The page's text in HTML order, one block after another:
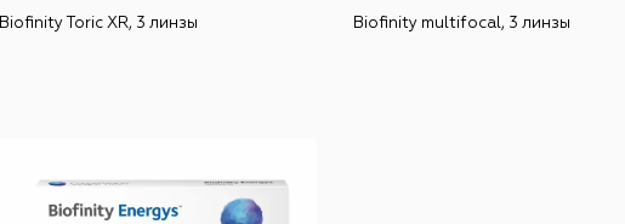
Biofinity Toric XR, 3 линзы Biofinity multifocal, 3 линзы